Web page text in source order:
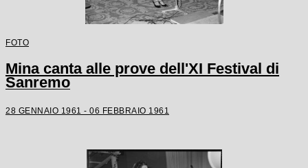
FOTO
Mina canta alle prove dell'XI Festival di
Sanremo
28 GENNAIO 1961 - 06 FEBBRAIO 1961